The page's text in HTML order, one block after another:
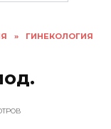
»
ГИНЕКОЛОГИЯ